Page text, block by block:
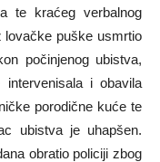
te kraćeg verbalnog
puške usmrtio
počinjenog ubistva,
i obavila
porodične kuće te
ubistva je uhapšen.
obratio policiji zbog